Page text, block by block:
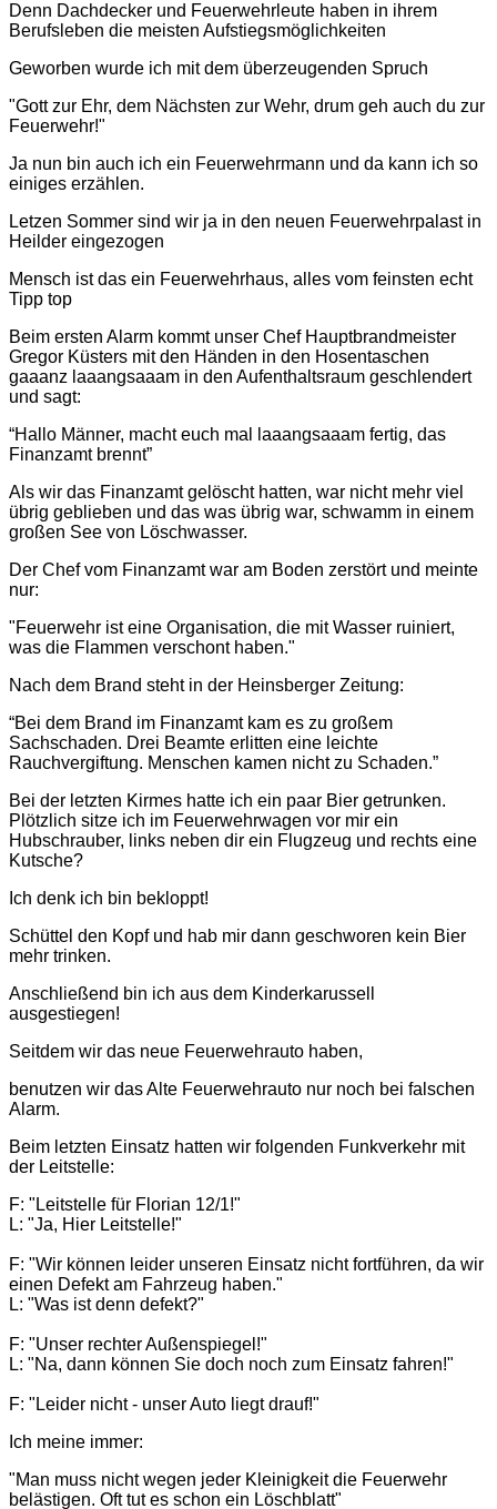
Denn Dachdecker und Feuerwehrleute haben in ihrem
Berufsleben die meisten Aufstiegsmöglichkeiten
Geworben wurde ich mit dem überzeugenden Spruch
"Gott zur Ehr, dem Nächsten zur Wehr, drum geh auch du zur
Feuerwehr!"
Ja nun bin auch ich ein Feuerwehrmann und da kann ich so
einiges erzählen.
Letzen Sommer sind wir ja in den neuen Feuerwehrpalast in
Heilder eingezogen
Mensch ist das ein Feuerwehrhaus, alles vom feinsten echt
Tipp top
Beim ersten Alarm kommt unser Chef Hauptbrandmeister
Gregor Küsters mit den Händen in den Hosentaschen
gaaanz laaangsaaam in den Aufenthaltsraum geschlendert
und sagt:
“Hallo Männer, macht euch mal laaangsaaam fertig, das
Finanzamt brennt”
Als wir das Finanzamt gelöscht hatten, war nicht mehr viel
übrig geblieben und das was übrig war, schwamm in einem
großen See von Löschwasser.
Der Chef vom Finanzamt war am Boden zerstört und meinte
nur:
"Feuerwehr ist eine Organisation, die mit Wasser ruiniert,
was die Flammen verschont haben."
Nach dem Brand steht in der Heinsberger Zeitung:
“Bei dem Brand im Finanzamt kam es zu großem
Sachschaden. Drei Beamte erlitten eine leichte
Rauchvergiftung. Menschen kamen nicht zu Schaden.”
Bei der letzten Kirmes hatte ich ein paar Bier getrunken.
Plötzlich sitze ich im Feuerwehrwagen vor mir ein
Hubschrauber, links neben dir ein Flugzeug und rechts eine
Kutsche?
Ich denk ich bin bekloppt!
Schüttel den Kopf und hab mir dann geschworen kein Bier
mehr trinken.
Anschließend bin ich aus dem Kinderkarussell
ausgestiegen!
Seitdem wir das neue Feuerwehrauto haben,
benutzen wir das Alte Feuerwehrauto nur noch bei falschen
Alarm.
Beim letzten Einsatz hatten wir folgenden Funkverkehr mit
der Leitstelle:
F: "Leitstelle für Florian 12/1!"
L: "Ja, Hier Leitstelle!"
F: "Wir können leider unseren Einsatz nicht fortführen, da wir
einen Defekt am Fahrzeug haben."
L: "Was ist denn defekt?"
F: "Unser rechter Außenspiegel!"
L: "Na, dann können Sie doch noch zum Einsatz fahren!"
F: "Leider nicht - unser Auto liegt drauf!"
Ich meine immer:
"Man muss nicht wegen jeder Kleinigkeit die Feuerwehr
belästigen. Oft tut es schon ein Löschblatt"